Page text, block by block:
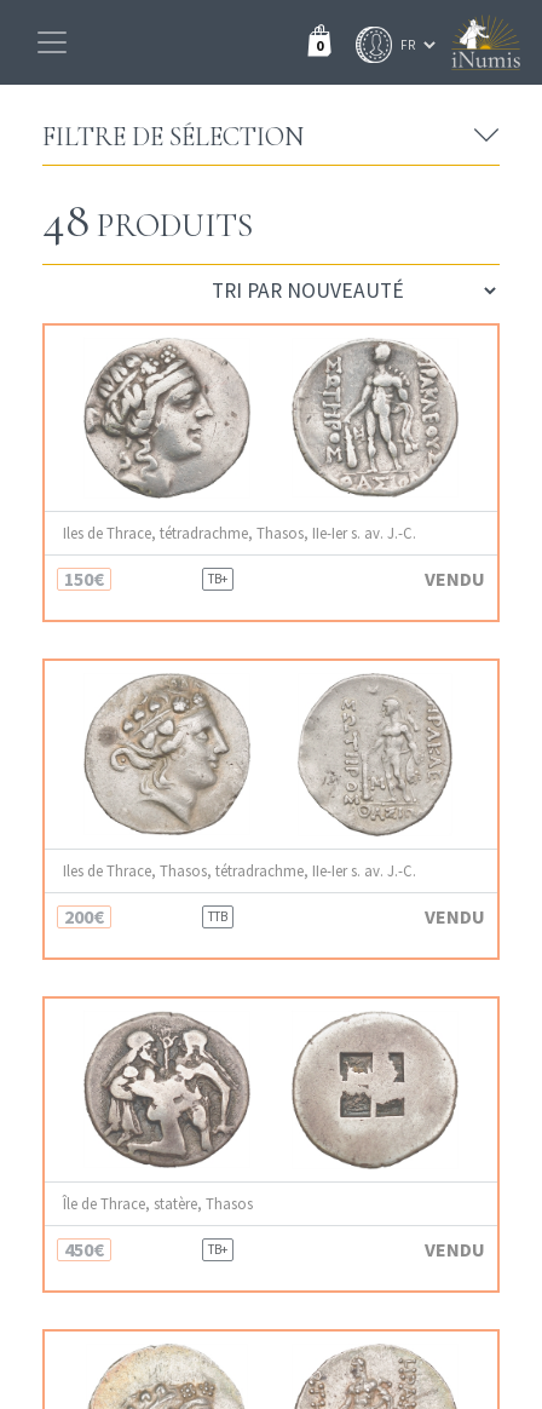
0
FILTRE DE SÉLECTION
48 PRODUITS
Iles de Thrace, tétradrachme, Thasos, IIe-Ier s. av. J.-C.
150€ TB+ VENDU
Iles de Thrace, Thasos, tétradrachme, IIe-Ier s. av. J.-C.
200€ TTB VENDU
Île de Thrace, statère, Thasos
450€ TB+ VENDU